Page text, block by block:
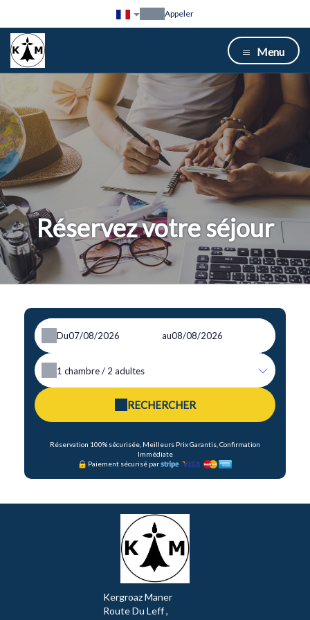
Appeler
Menu
Réservez votre séjour
Du au
1 chambre / 2 adultes
RECHERCHER
Réservation 100% sécurisée, Meilleurs Prix Garantis, Confirmation
Immédiate
Paiement sécurisé par
Kergroaz Maner
Route Du Leff ,